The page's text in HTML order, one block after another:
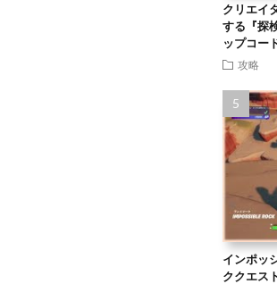
クリエイ
する『探
ップコー
攻略
インポッ
ククエス